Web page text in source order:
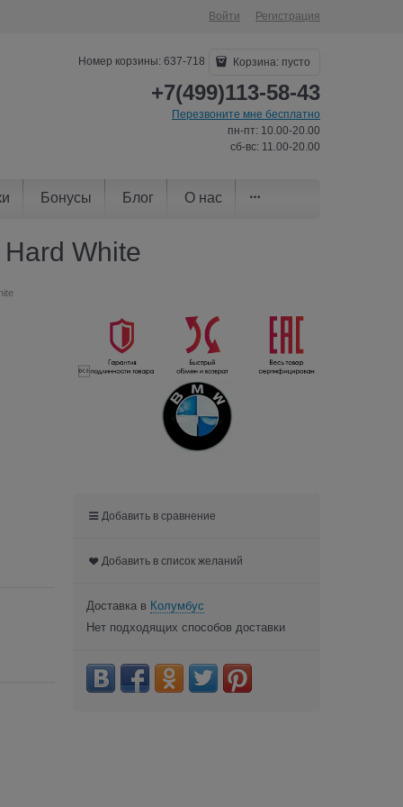
Войти Регистрация
Номер корзины: 637-718 Корзина: пусто
+7(499)113-58-43
Перезвоните мне бесплатно
пн-пт: 10.00-20.00
сб-вс: 11.00-20.00
Бонусы Блог О нас
White

Добавить в сравнение
Добавить в список желаний
Доставка в Колумбус
Нет подходящих способов доставки